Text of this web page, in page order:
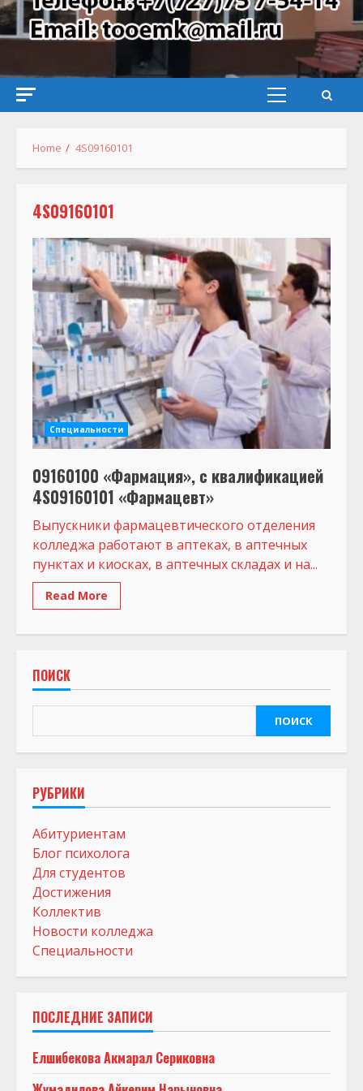
Primary
Home 4S09160101
4S09160101
Специальности
09160100 «Фармация», с квалификацией
4S09160101 «Фармацевт»
Выпускники фармацевтического отделения
колледжа работают в аптеках, в аптечных
пунктах и киосках, в аптечных складах и на...
Read More
ПОИСК
ПОИСК
РУБРИКИ
Абитуриентам
Блог психолога
Для студентов
Достижения
Коллектив
Новости колледжа
Специальности
ПОСЛЕДНИЕ ЗАПИСИ
Елшибекова Акмарал Сериковна